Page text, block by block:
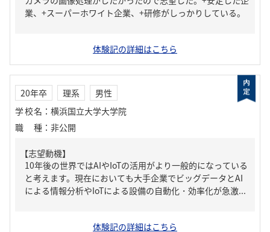
業、+スーパーホワイト企業、+研修がしっかりしている。
体験記の詳細はこちら
20年卒 理系
男性
学校名 ： 横浜国立大学大学院
職種 ： 非公開
【志望動機】
10年後の世界ではAIやIoTの活用がより一般的になっている
と考えます。現在においても大手企業でビッグデータとAI
による情報分析やIoTによる設備の自動化・効率化が急激...
体験記の詳細はこちら